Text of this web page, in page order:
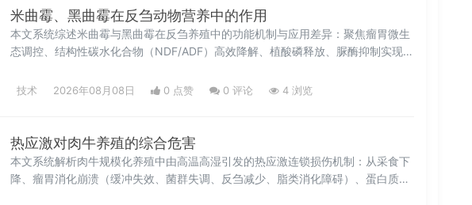
米曲霉、黑曲霉在反刍动物营养中的作用
本文系统综述米曲霉与黑曲霉在反刍养殖中的功能机制与应用差异：聚焦瘤胃微生
态调控、结构性碳水化合物（NDF/ADF）高效降解、植酸磷释放、脲酶抑制实现
调控等核心路径；对比二者在纤维分解、磷代谢、蛋白利用、淀粉缓释、适口性改
技术 2026年08月08日 0 点赞 0 评论 4 浏览
热应激对肉牛养殖的综合危害
本文系统解析肉牛规模化养殖中由高温高湿引发的热应激连锁损伤机制：从采食下
降、瘤胃消化崩溃（缓冲失效、菌群失调、反刍减少、脂类消化障碍）、蛋白质与